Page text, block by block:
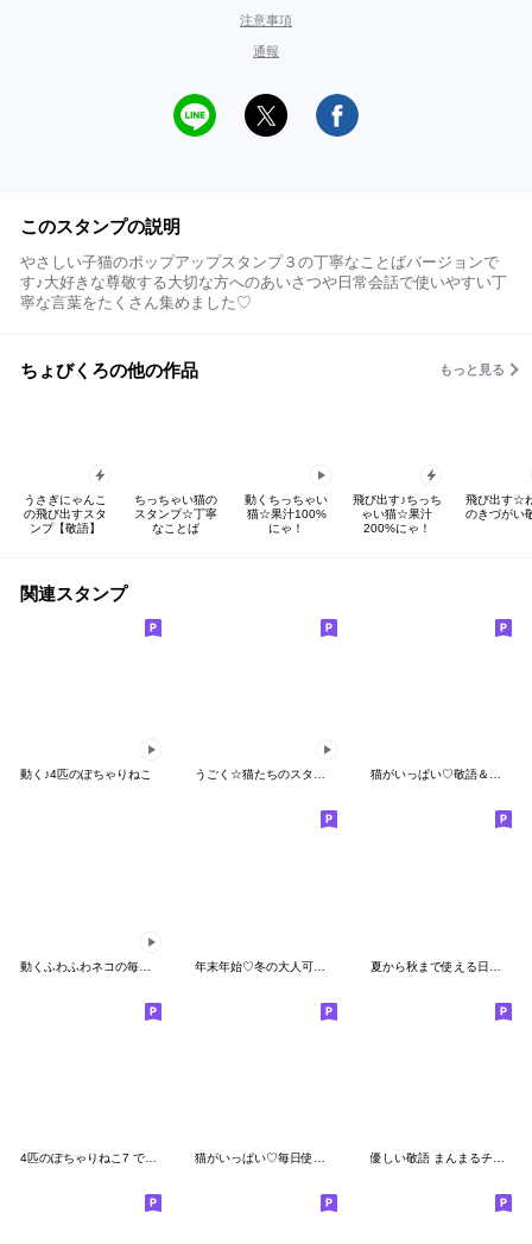
注意事項
通報
このスタンプの説明
やさしい子猫のポップアップスタンプ３の丁寧なことばバージョンで
す♪大好きな尊敬する大切な方へのあいさつや日常会話で使いやすい丁
寧な言葉をたくさん集めました♡
ちょびくろの他の作品 もっと見る
うさぎにゃんこ
の飛び出すスタ
ンプ【敬語】
ちっちゃい猫の
スタンプ☆丁寧
なことば
動くちっちゃい
猫☆果汁100%
にゃ！
飛び出す♪ちっち
ゃい猫☆果汁
200%にゃ！
飛び出す☆
のきづがい
関連スタンプ
動く♪4匹のぽちゃりねこ うごく☆猫たちのスタンプ(夏) 猫がいっぱい♡敬語＆挨拶
優しい敬語 まんまるチビ猫たち